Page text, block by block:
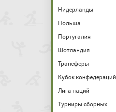
Нидерланды
Польша
Португалия
Шотландия
Трансферы
Кубок конфедераций
Лига наций
Турниры сборных